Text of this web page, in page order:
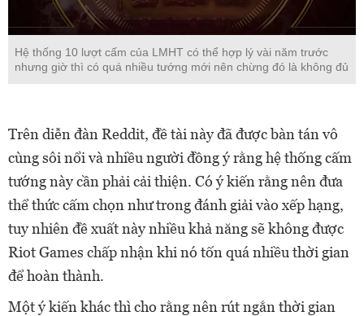
Hệ thống 10 lượt cấm của LMHT có thể hợp lý vài năm trước
nhưng giờ thì có quá nhiều tướng mới nên chừng đó là không đủ
Trên diễn đàn Reddit, đề tài này đã được bàn tán vô
cùng sôi nổi và nhiều người đồng ý rằng hệ thống cấm
tướng này cần phải cải thiện. Có ý kiến rằng nên đưa
thể thức cấm chọn như trong đánh giải vào xếp hạng,
tuy nhiên đề xuất này nhiều khả năng sẽ không được
Riot Games chấp nhận khi nó tốn quá nhiều thời gian
để hoàn thành.
Một ý kiến khác thì cho rằng nên rút ngắn thời gian